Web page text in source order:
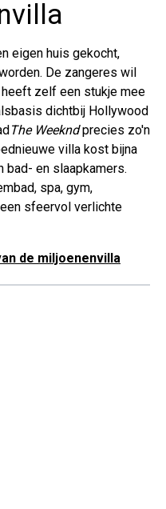
eigen huis gekocht,
De zangeres wil
zelf een stukje mee
dichtbij Hollywood
The Weekndprecies zo'n
villa kost bijna
bad- en slaapkamers.
spa, gym,
sfeervol verlichte
de miljoenenvilla